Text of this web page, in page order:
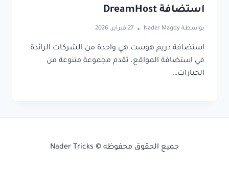
استضافة DreamHost
بواسطة Nader Magdy 27 فبراير، 2026
استضافة دريم هوست هي واحدة من الشركات الرائدة
في استضافة المواقع، تقدم مجموعة متنوعة من
الخيارات…
جميع الحقوق محفوظه © Nader Tricks